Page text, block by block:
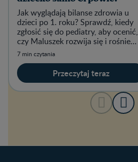
Jak wyglądają bilanse zdrowia u
dzieci po 1. roku? Sprawdź, kiedy
zgłosić się do pediatry, aby ocenić,
czy Maluszek rozwija się i rośnie
prawidłowo.
7 min czytania
Przeczytaj teraz